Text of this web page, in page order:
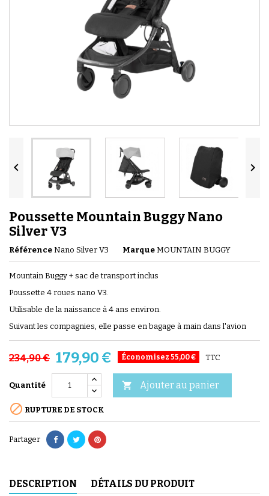
 
Poussette Mountain Buggy Nano
Silver V3
Référence Nano Silver V3 Marque MOUNTAIN BUGGY
Mountain Buggy + sac de transport inclus
Poussette 4 roues nano V3.
Utilisable de la naissance à 4 ans environ.
Suivant les compagnies, elle passe en bagage à main dans l'avion
234,90 € 179,90 € Économisez 55,00 € TTC
Quantité  Ajouter au panier
 RUPTURE DE STOCK
Partager
DESCRIPTION DÉTAILS DU PRODUIT